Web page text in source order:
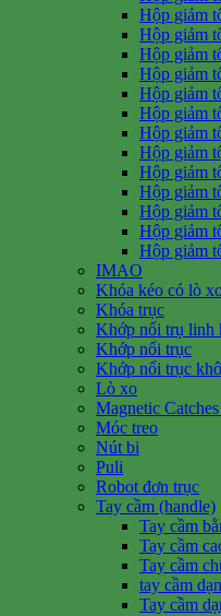
Hộp giảm
Hộp giảm
Hộp giảm
Hộp giảm
Hộp giảm
Hộp giảm
Hộp giảm
Hộp giảm
Hộp giảm
Hộp giảm
Hộp giảm
Hộp giảm
Hộp giảm
IMAO
Khóa kéo có lò
Khóa trục
Khớp nối trụ linh
Khớp nối trục
Khớp nối trục
Lò xo
Magnetic
Móc treo
Nút bi
Puli
Robot đơn trục
Tay cầm (handle)
Tay cầm
Tay cầm
Tay cầm
tay cầm
Tay cầm